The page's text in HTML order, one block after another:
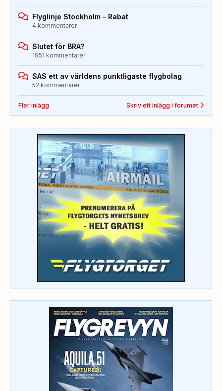
Flyglinje Stockholm – Rabat
4 kommentarer
Slutet för BRA?
1951 kommentarer
SAS ett av världens punktligaste flygbolag
52 kommentarer
Fler inlägg Skriv ett inlägg i forumet